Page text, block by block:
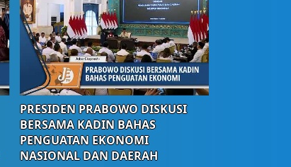
PRESIDEN PRABOWO DISKUSI
BERSAMA KADIN BAHAS
PENGUATAN EKONOMI
NASIONAL DAN DAERAH